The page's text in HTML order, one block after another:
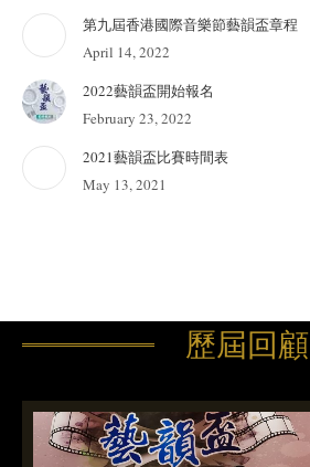
第九屆香港國際音樂節藝韻盃章程
April 14, 2022
2022藝韻盃開始報名
February 23, 2022
2021藝韻盃比賽時間表
May 13, 2021
歷屆回顧